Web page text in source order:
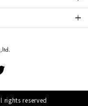
rights reserved